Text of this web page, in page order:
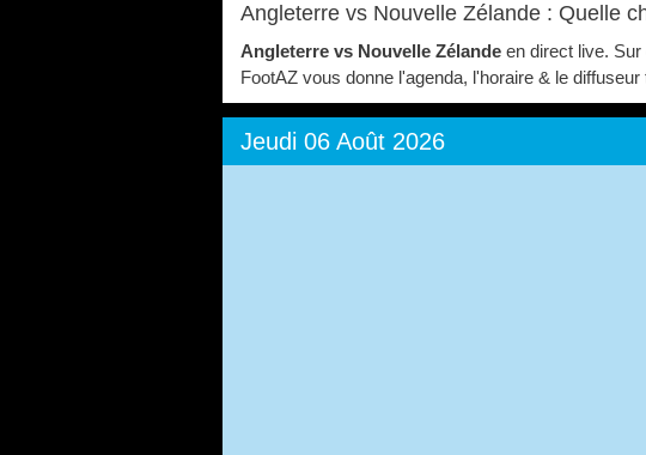
Angleterre vs Nouvelle Zélande : Quelle
Angleterre vs Nouvelle Zélande en direct live.
FootAZ vous donne l'agenda, l'horaire & le
Jeudi 06 Août 2026